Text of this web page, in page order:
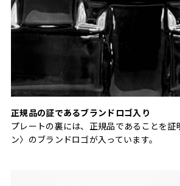
正規品の証であるブランドロゴ入り
プレートの裏には、正規品であることを証
ン〉のブランドロゴが入っています。